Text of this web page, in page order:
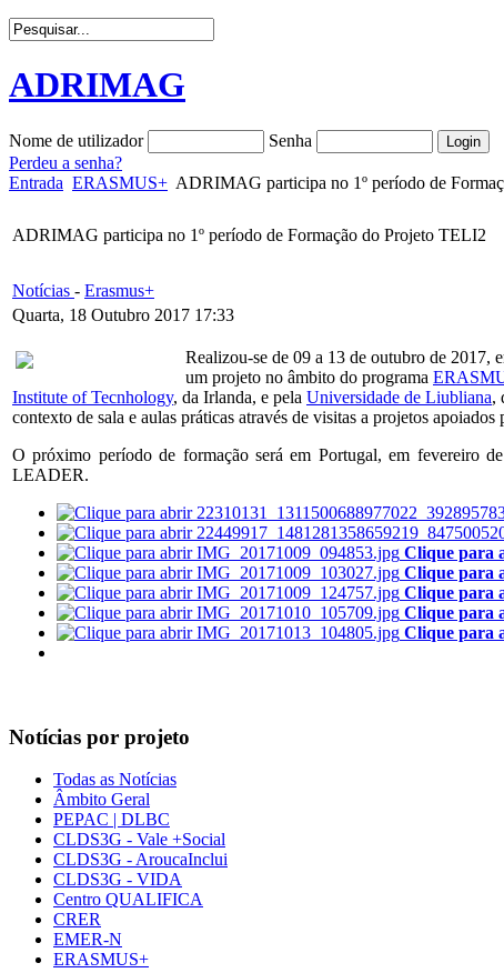
ADRIMAG
Nome de utilizador
Senha
Perdeu a senha?
Entrada ERASMUS+ ADRIMAG participa no 1º período de
ADRIMAG participa no 1º período de Formação do Projeto TELI2
Notícias - Erasmus+
Quarta, 18 Outubro 2017 17:33
Realizou-se de 09 a 13 de outubro de
um projeto no âmbito do programa
Institute of Tecnhology, da Irlanda, e pela Universidade de Liubliana,
contexto de sala e aulas práticas através de visitas a projetos
O próximo período de formação será em Portugal, em fevereiro
LEADER.
Clique para
Clique para
Clique para
Clique para
Clique para
Notícias por projeto
Todas as Notícias
Âmbito Geral
PEPAC | DLBC
CLDS3G - Vale +Social
CLDS3G - AroucaInclui
CLDS3G - VIDA
Centro QUALIFICA
CRER
EMER-N
ERASMUS+